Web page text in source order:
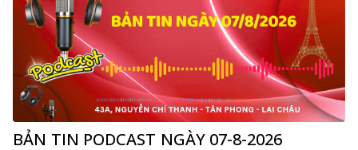
BẢN TIN PODCAST NGÀY 07-8-2026